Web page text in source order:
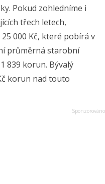
Pokud zohledníme i
třech letech,
000 Kč, které pobírá v
průměrná starobní
839 korun. Bývalý
korun nad touto